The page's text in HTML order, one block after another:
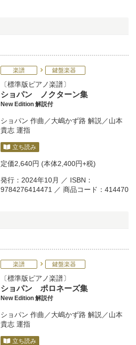
楽譜 鍵盤楽器
標準版ピアノ楽譜
ショパン ノクターン集
New Edition 解説付
ショパン 作曲／大嶋かず路 解説／山本
貴志 運指
立ち読み
定価2,640円 (本体2,400円+税)
発行：2024年10月 ／ ISBN：
9784276414471 ／ 商品コード：414470
楽譜 鍵盤楽器
標準版ピアノ楽譜
ショパン ポロネーズ集
New Edition 解説付
ショパン 作曲／大嶋かず路 解説／山本
貴志 運指
立ち読み